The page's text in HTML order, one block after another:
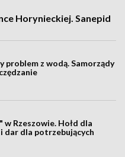
Horynieckiej. Sanepid
problem z wodą. Samorządy
w Rzeszowie. Hołd dla
dar dla potrzebujących